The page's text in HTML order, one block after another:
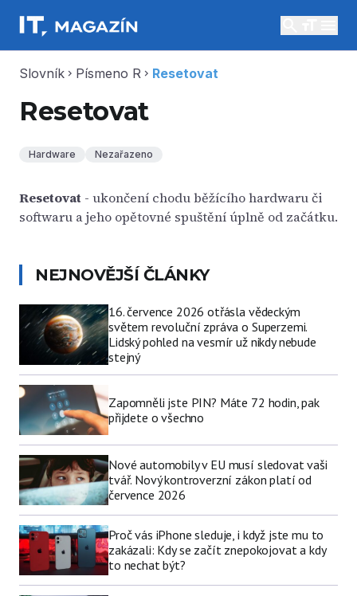
Slovník chevron_right Písmeno R chevron_right Resetovat
Resetovat
Hardware Nezařazeno
Resetovat - ukončení chodu běžícího hardwaru či
softwaru a jeho opětovné spuštění úplně od začátku.
NEJNOVĚJŠÍ ČLÁNKY
16. července 2026 otřásla vědeckým
světem revoluční zpráva o Superzemi.
Lidský pohled na vesmír už nikdy nebude
stejný
Zapomněli jste PIN? Máte 72 hodin, pak
přijdete o všechno
Nové automobily v EU musí sledovat vaši
tvář. Nový kontroverzní zákon platí od
července 2026
Proč vás iPhone sleduje, i když jste mu to
zakázali: Kdy se začít znepokojovat a kdy
to nechat být?